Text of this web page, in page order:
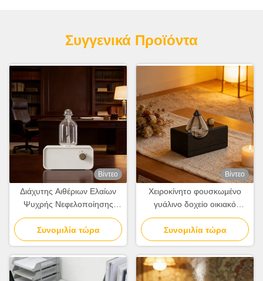
Συγγενικά Προϊόντα
Βίντεο
Διάχυτης Αιθέριων Ελαίων
Ψυχρής Νεφελοποίησης
Διπλής Ροής 100κ.μ. Με
Επαναφορτιζόμενη
Μπαταρία Λιθίου
Συνομιλία τώρα
Βίντεο
Χειροκίνητο φουσκωμένο
γυάλινο δοχείο οικιακό
διασκορπιστή αρώματος με
φυσική διατήρηση κόκκων
ξύλου
Συνομιλία τώρα